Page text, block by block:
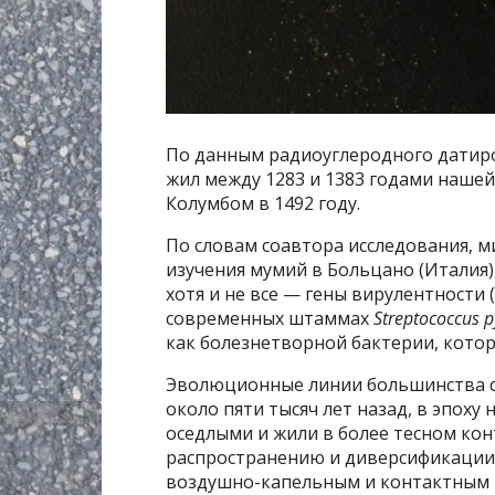
По данным радиоуглеродного
жил между 1283 и 1383 годами
Колумбом в 1492 году.
По словам соавтора исследования,
изучения мумий в Больцано
хотя и не все — гены
современных штаммахStreptococcus
как болезнетворной бактерии,
Эволюционные линии большинства
около пяти тысяч лет назад, в
оседлыми и жили в более тесном
распространению и
воздушно-капельным и контактным